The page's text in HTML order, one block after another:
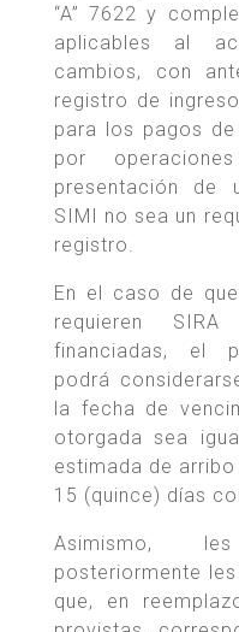
“A” 7622 y
aplicables al
cambios, con
registro de
para los pagos
por
presentación de
SIMI no sea un
registro.
En el caso de
requieren
financiadas, el
podrá
la fecha de
otorgada sea
estimada de
15 (quince) días
Asimismo,
posteriormente
que, en